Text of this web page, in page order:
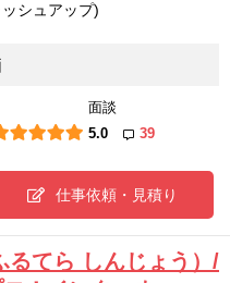
シュアップ)
面談
5.0
39
仕事依頼・見積り
るてら しんじょう）/